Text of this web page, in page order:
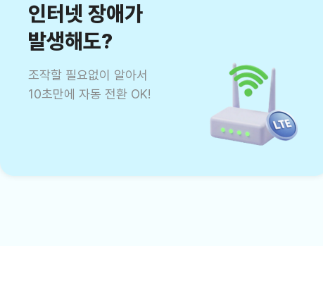
인터넷 장애가
발생해도?
조작할 필요없이 알아서
10초만에 자동 전환 OK!